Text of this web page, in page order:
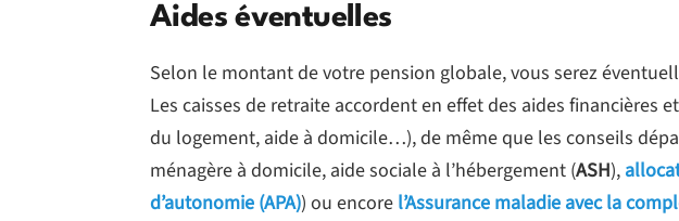
Aides éventuelles
Selon le montant de votre pension globale, vous serez
Les caisses de retraite accordent en effet des aides financières
du logement, aide à domicile…), de même que les conseils
ménagère à domicile, aide sociale à l’hébergement (ASH),
d’autonomie (APA)) ou encore l’Assurance maladie avec la